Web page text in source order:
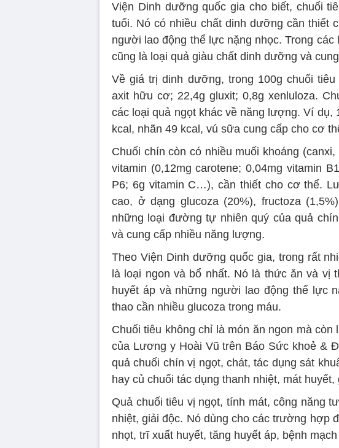
Viện Dinh dưỡng quốc gia cho biết, chuối
tuổi. Nó có nhiều chất dinh dưỡng cần thiết
người lao động thể lực nặng nhọc. Trong
cũng là loại quả giàu chất dinh dưỡng và
Về giá trị dinh dưỡng, trong 100g chuối
axit hữu cơ; 22,4g gluxit; 0,8g xenluloza.
các loại quả ngọt khác về năng lượng. Ví dụ,
kcal, nhãn 49 kcal, vú sữa cung cấp cho cơ
Chuối chín còn có nhiều muối khoáng
vitamin (0,12mg carotene; 0,04mg vitamin
P6; 6g vitamin C…), cần thiết cho cơ thể.
cao, ở dạng glucoza (20%), fructoza
những loại đường tự nhiên quý của quả
và cung cấp nhiều năng lượng.
Theo Viện Dinh dưỡng quốc gia, trong rất
là loại ngon và bổ nhất. Nó là thức ăn và vị
huyết áp và những người lao động thể lực
thao cần nhiều glucoza trong máu.
Chuối tiêu không chỉ là món ăn ngon mà
của Lương y Hoài Vũ trên Báo Sức khoẻ &
quả chuối chín vị ngọt, chát, tác dụng sát
hay củ chuối tác dụng thanh nhiệt, mát huyết,
Quả chuối tiêu vị ngọt, tính mát, công năng
nhiệt, giải độc. Nó dùng cho các trường hợp
nhọt, trĩ xuất huyết, tăng huyết áp, bệnh